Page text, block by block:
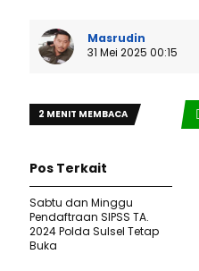
Masrudin
31 Mei 2025 00:15
2 MENIT MEMBACA
Pos Terkait
Sabtu dan Minggu
Pendaftraan SIPSS TA.
2024 Polda Sulsel Tetap
Buka